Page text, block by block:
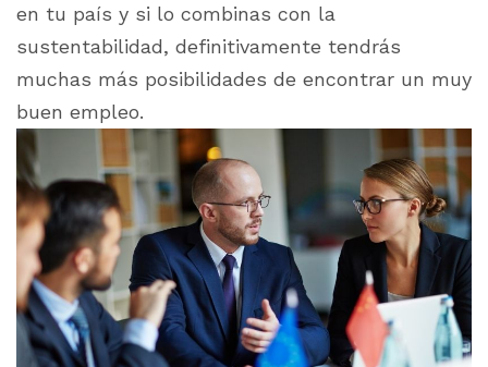
en tu país y si lo combinas con la
sustentabilidad, definitivamente tendrás
muchas más posibilidades de encontrar un muy
buen empleo.